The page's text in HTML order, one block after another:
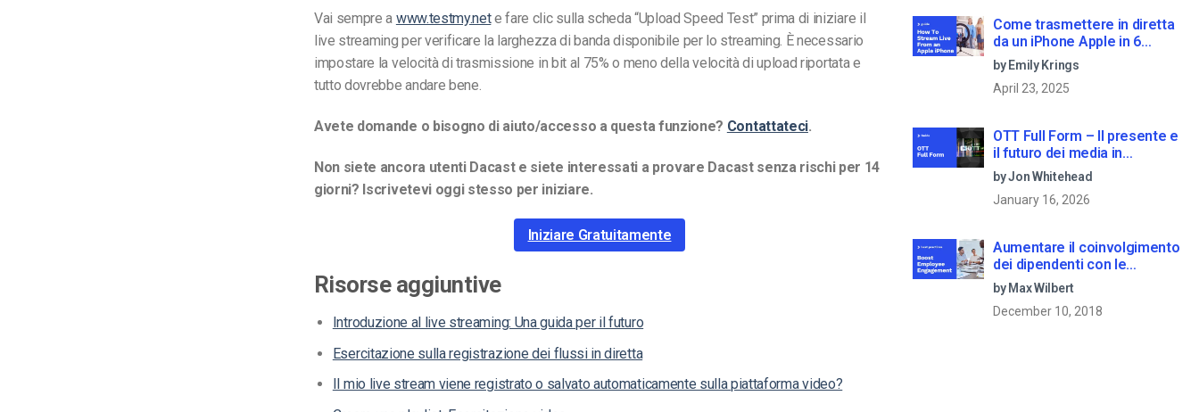
Vai sempre a www.testmy.nete fare clic sulla scheda “Upload Speed Test” prima di iniziare il
live streaming per verificare la larghezza di banda disponibile per lo streaming. È necessario
impostare la velocità di trasmissione in bit al 75% o meno della velocità di upload riportata e
tutto dovrebbe andare bene.
Avete domande o bisogno di aiuto/accesso a questa funzione? Contattateci.
Non siete ancora utenti Dacast e siete interessati a provare Dacast senza rischi per 14
giorni? Iscrivetevi oggi stesso per iniziare.
Iniziare Gratuitamente
Risorse aggiuntive
Introduzione al live streaming: Una guida per il futuro
Esercitazione sulla registrazione dei flussi in diretta
Il mio live stream viene registrato o salvato automaticamente sulla piattaforma video?
Come trasmettere in diretta
da un iPhone Apple in 6
semplici passi
by Emily Krings
April 23, 2025
OTT Full Form – Il presente e
il futuro dei media in
streaming
by Jon Whitehead
January 16, 2026
Aumentare il coinvolgimento
dei dipendenti con le
comunicazioni aziendali in
live streaming
by Max Wilbert
December 10, 2018